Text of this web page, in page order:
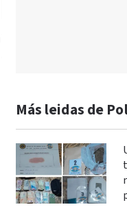
Más leidas de